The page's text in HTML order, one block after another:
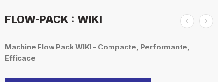
FLOW-PACK : WIKI
Machine Flow Pack WIKI – Compacte, Performante,
Efficace